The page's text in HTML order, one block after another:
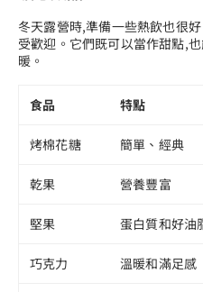
冬天露營時,準備一些熱飲也很
受歡迎。它們既可以當作甜點,
暖。
食品 特點
烤棉花糖 簡單、經典
乾果 營養豐富
堅果 蛋白質和好油
巧克力 溫暖和滿足感